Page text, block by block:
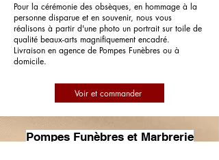
Pour la cérémonie des obsèques, en hommage à la
personne disparue et en souvenir, nous vous
réalisons à partir d'une photo un portrait sur toile de
qualité beaux-arts magnifiquement encadré.
Livraison en agence de Pompes Funèbres ou à
domicile.
Voir et commander
Pompes Funèbres et Marbrerie